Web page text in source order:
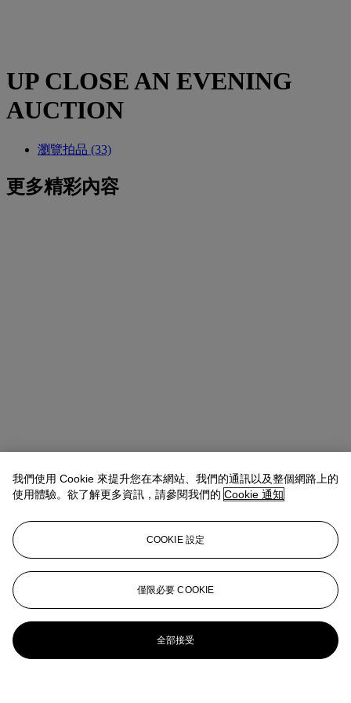
UP CLOSE AN EVENING
AUCTION
瀏覽拍品 (33)
更多精彩內容
我們使用 Cookie 來提升您在本網站、我們的通訊以及整個網路上的
使用體驗。欲了解更多資訊，請參閱我們的 Cookie 通知
COOKIE 設定
僅限必要 COOKIE
全部接受